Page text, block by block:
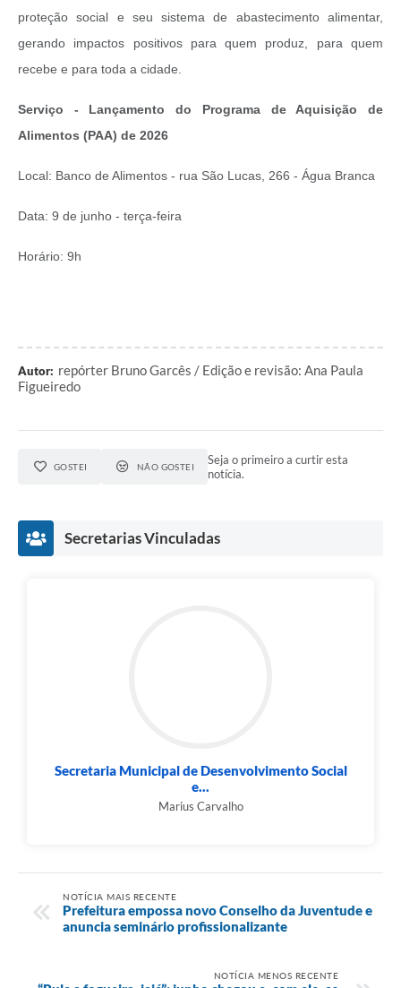
proteção social e seu sistema de abastecimento alimentar,
gerando impactos positivos para quem produz, para quem
recebe e para toda a cidade.
Serviço - Lançamento do Programa de Aquisição de
Alimentos (PAA) de 2026
Local: Banco de Alimentos - rua São Lucas, 266 - Água Branca
Data: 9 de junho - terça-feira
Horário: 9h
Autor: repórter Bruno Garcês / Edição e revisão: Ana Paula
Figueiredo
GOSTEI NÃO GOSTEI
Seja o primeiro a curtir esta
notícia.
Secretarias Vinculadas
Secretaria Municipal de Desenvolvimento Social
e...
Marius Carvalho
NOTÍCIA MAIS RECENTE
Prefeitura empossa novo Conselho da Juventude e
anuncia seminário profissionalizante
NOTÍCIA MENOS RECENTE